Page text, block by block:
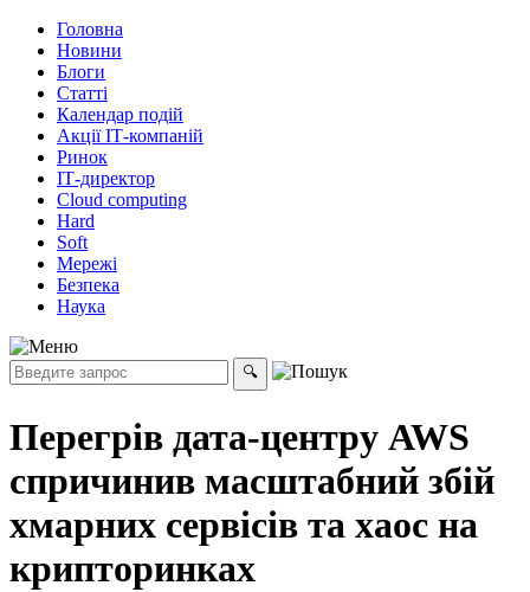
Головна
Новини
Блоги
Статті
Календар подій
Акції ІТ-компаній
Ринок
ІТ-директор
Cloud computing
Hard
Soft
Мережі
Безпека
Наука
Перегрів дата-центру AWS
спричинив масштабний збій
хмарних сервісів та хаос на
крипторинках